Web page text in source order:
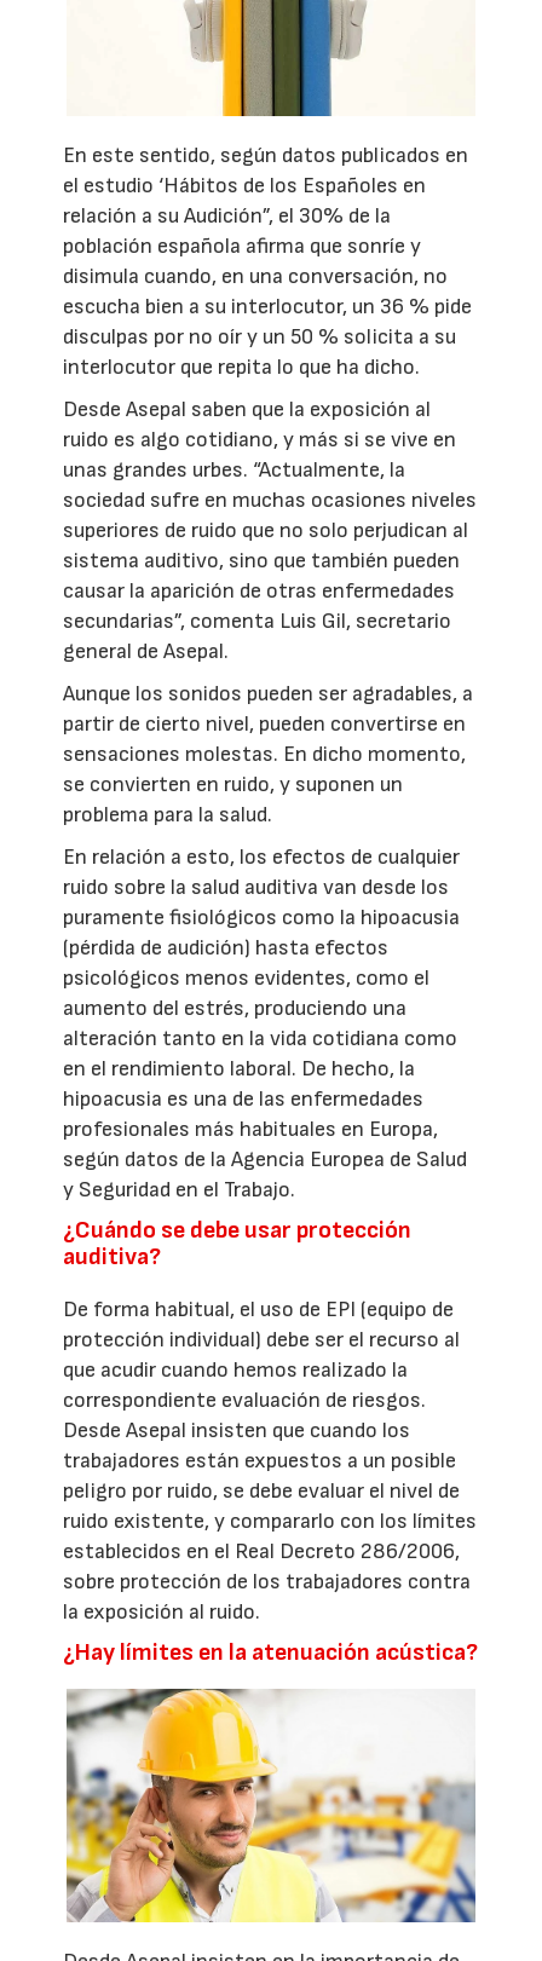
En este sentido, según datos publicados en
el estudio ‘Hábitos de los Españoles en
relación a su Audición”, el 30% de la
población española afirma que sonríe y
disimula cuando, en una conversación, no
escucha bien a su interlocutor, un 36 % pide
disculpas por no oír y un 50 % solicita a su
interlocutor que repita lo que ha dicho.
Desde Asepal saben que la exposición al
ruido es algo cotidiano, y más si se vive en
unas grandes urbes. “Actualmente, la
sociedad sufre en muchas ocasiones niveles
superiores de ruido que no solo perjudican al
sistema auditivo, sino que también pueden
causar la aparición de otras enfermedades
secundarias”, comenta Luis Gil, secretario
general de Asepal.
Aunque los sonidos pueden ser agradables, a
partir de cierto nivel, pueden convertirse en
sensaciones molestas. En dicho momento,
se convierten en ruido, y suponen un
problema para la salud.
En relación a esto, los efectos de cualquier
ruido sobre la salud auditiva van desde los
puramente fisiológicos como la hipoacusia
(pérdida de audición) hasta efectos
psicológicos menos evidentes, como el
aumento del estrés, produciendo una
alteración tanto en la vida cotidiana como
en el rendimiento laboral. De hecho, la
hipoacusia es una de las enfermedades
profesionales más habituales en Europa,
según datos de la Agencia Europea de Salud
y Seguridad en el Trabajo.
¿Cuándo se debe usar protección
auditiva?
De forma habitual, el uso de EPI (equipo de
protección individual) debe ser el recurso al
que acudir cuando hemos realizado la
correspondiente evaluación de riesgos.
Desde Asepal insisten que cuando los
trabajadores están expuestos a un posible
peligro por ruido, se debe evaluar el nivel de
ruido existente, y compararlo con los límites
establecidos en el Real Decreto 286/2006,
sobre protección de los trabajadores contra
la exposición al ruido.
¿Hay límites en la atenuación acústica?